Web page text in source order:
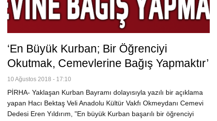
‘En Büyük Kurban; Bir Öğrenciyi
Okutmak, Cemevlerine Bağış Yapmaktır’
10 Ağustos 2018 - 17:10
PİRHA- Yaklaşan Kurban Bayramı dolayısıyla yazılı bir açıklama
yapan Hacı Bektaş Veli Anadolu Kültür Vakfı Okmeydanı Cemevi
Dedesi Eren Yıldırım, "En büyük Kurban başarılı bir öğrenciyi